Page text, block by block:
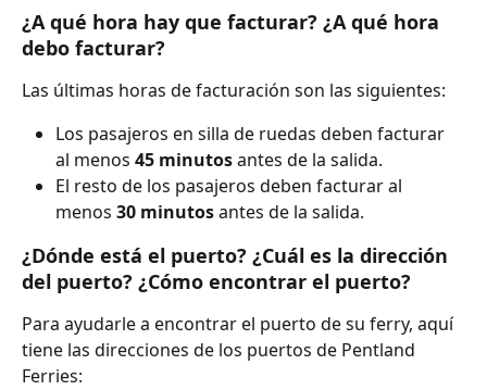
¿A qué hora hay que facturar? ¿A qué hora
debo facturar?
Las últimas horas de facturación son las siguientes:
Los pasajeros en silla de ruedas deben facturar
al menos 45 minutos antes de la salida.
El resto de los pasajeros deben facturar al
menos 30 minutos antes de la salida.
¿Dónde está el puerto? ¿Cuál es la dirección
del puerto? ¿Cómo encontrar el puerto?
Para ayudarle a encontrar el puerto de su ferry, aquí
tiene las direcciones de los puertos de Pentland
Ferries: